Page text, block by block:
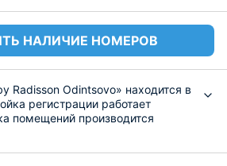
НАЛИЧИЕ НОМЕРОВ
Radisson Odintsovo» находится в
регистрации работает
помещений производится